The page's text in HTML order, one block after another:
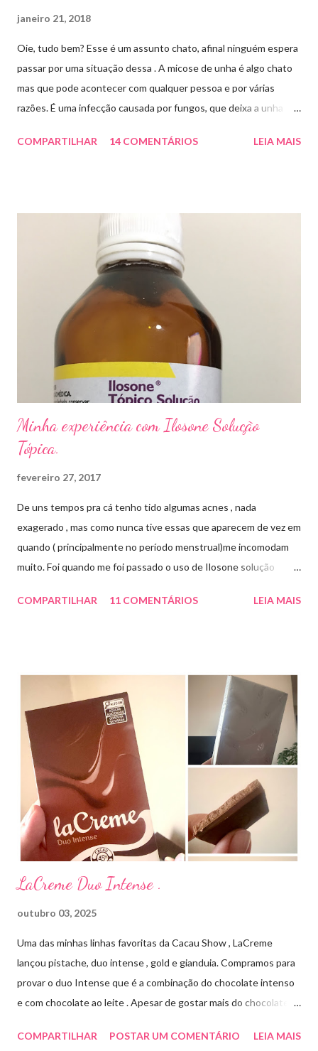
janeiro 21, 2018
Oie, tudo bem? Esse é um assunto chato, afinal ninguém espera
passar por uma situação dessa . A micose de unha é algo chato
mas que pode acontecer com qualquer pessoa e por várias
razões. É uma infecção causada por fungos, que deixa a unha
descolar da pele. As causas mais comuns dessas micoses é por
micose de unha é feito com esmaltes antifúngicos ou remédios
orais ,ou para aplicação local receitados pelo dermatologista. O
tempo para tratamento pode variar de 06 meses a um ano. Para
quem prefere tratamentos caseiros , pode aplicar óleo de cravo
duas vezes ao dia. Eu já passei por isso, pelo uso de muito
sapato fechado e apertado . E utilizei o Ciclopirox olamina que é
um agente antifúngico sintético para tratamento dermatológico
COMPARTILHAR 14 COMENTÁRIOS LEIA MAIS
Minha experiência com Ilosone Solução
Tópica.
fevereiro 27, 2017
De uns tempos pra cá tenho tido algumas acnes , nada
exagerado , mas como nunca tive essas que aparecem de vez em
quando ( principalmente no período menstrual)me incomodam
muito. Foi quando me foi passado o uso de Ilosone solução
uma consulta com o dermatologista) O Ilosone é um antibiótico
aplico sobre a acne ( geralmente uso a noite). Informação do
produto: ILOSONE TÓPICO SOLUÇÃO (eritromicina) é um
antibiótico de amplo espectro produzido por uma cepa de
Streptomyces erythraeus. É básico e forma rapidamente sais
com os ácidos. Forma farmacêutica e Apresentação ILOSONE
TÓPICO SOLUÇÃO é apresentado sob a forma líquida em
frascos de 120 ml. USO PEDIÁTRICO E ADULTO. Composição
Cada ml contém: Eritromicina base 20 mg Excipientes q.s....
COMPARTILHAR 11 COMENTÁRIOS LEIA MAIS
LaCreme Duo Intense .
outubro 03, 2025
Uma das minhas linhas favoritas da Cacau Show , LaCreme
lançou pistache, duo intense , gold e gianduia. Compramos para
provar o duo Intense que é a combinação do chocolate intenso
e com chocolate ao leite . Apesar de gostar mais do chocolate
medida certa ( tem sabor e cremosidade ). Preço R$19,99 .
COMPARTILHAR POSTAR UM COMENTÁRIO LEIA MAIS